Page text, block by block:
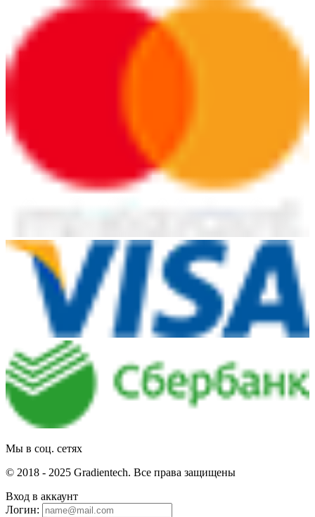
Мы в соц. сетях
© 2018 - 2025 Gradientech. Все права защищены
Вход в аккаунт
Логин: